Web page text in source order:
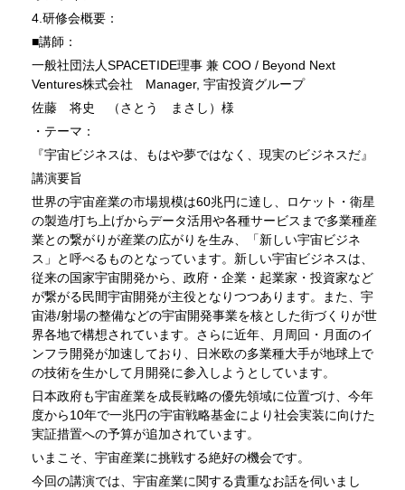
4.研修会概要：
■講師：
一般社団法人SPACETIDE理事 兼 COO / Beyond Next
Ventures株式会社 Manager, 宇宙投資グループ
佐藤 将史 （さとう まさし）様
・テーマ：
『宇宙ビジネスは、もはや夢ではなく、現実のビジネスだ』
講演要旨
世界の宇宙産業の市場規模は60兆円に達し、ロケット・衛星
の製造/打ち上げからデータ活用や各種サービスまで多業種産
業との繋がりが産業の広がりを生み、「新しい宇宙ビジネ
ス」と呼べるものとなっています。新しい宇宙ビジネスは、
従来の国家宇宙開発から、政府・企業・起業家・投資家など
が繋がる民間宇宙開発が主役となりつつあります。また、宇
宙港/射場の整備などの宇宙開発事業を核とした街づくりが世
界各地で構想されています。さらに近年、月周回・月面のイ
ンフラ開発が加速しており、日米欧の多業種大手が地球上で
の技術を生かして月開発に参入しようとしています。
日本政府も宇宙産業を成長戦略の優先領域に位置づけ、今年
度から10年で一兆円の宇宙戦略基金により社会実装に向けた
実証措置への予算が追加されています。
いまこそ、宇宙産業に挑戦する絶好の機会です。
今回の講演では、宇宙産業に関する貴重なお話を伺いまし